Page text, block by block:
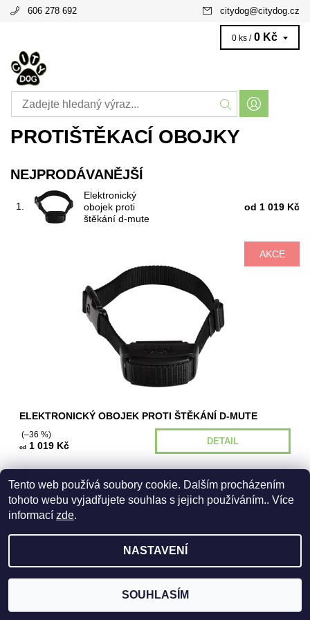
606 278 692 citydog@citydog.cz
0 ks / 0 Kč
PROTIŠTĚKACÍ OBOJKY
NEJPRODÁVANĚJŠÍ
1.
Elektronický
obojek proti
štěkání d‑mute
od 1 019 Kč
AKCE
DOGTRACE
ELEKTRONICKÝ OBOJEK PROTI ŠTĚKÁNÍ D‑MUTE
(–36 %)
od 1 019 Kč DETAIL
Vytvořil Shoptet
Tento web používá soubory cookie. Dalším procházením
tohoto webu vyjadřujete souhlas s jejich používáním.. Více
informací zde.
NASTAVENÍ
SOUHLASÍM